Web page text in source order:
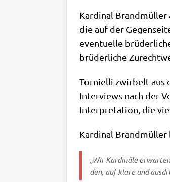
Kar­di­nal
die auf der
even­tu­el­le
brü­der­li­che
Tor­ni­el­li zwir­belt aus
Inter­views nach der
Inter­pre­ta­ti­on, die
Kar­di­nal
„Wir Kar­di­nä­le
den, auf kla­re und